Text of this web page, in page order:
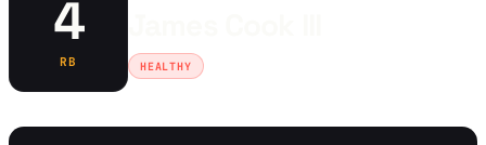
4
RB HEALTHY